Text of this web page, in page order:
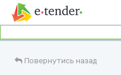
Повернутись назад